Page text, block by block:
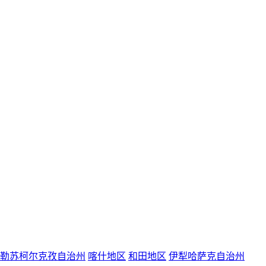
苏柯尔克孜自治州 喀什地区 和田地区 伊犁哈萨克自治州